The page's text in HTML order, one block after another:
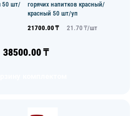
50 шт/
горячих напитков красный/
красный 50 шт/уп
21700.00 ₸ 21.70 ₸/шт
38500.00₸